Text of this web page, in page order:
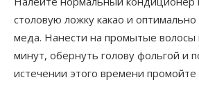
столовую ложку какао и
меда. Нанести на промытые волосы
минут, обернуть голову фольгой и
истечении этого времени